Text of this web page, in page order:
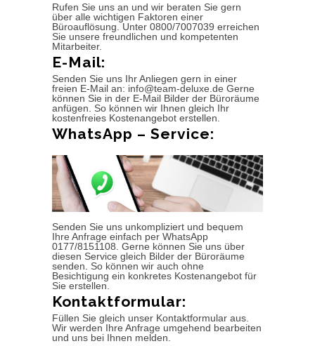
Rufen Sie uns an und wir beraten Sie gern
über alle wichtigen Faktoren einer
Büroauflösung. Unter 0800/7007039 erreichen
Sie unsere freundlichen und kompetenten
Mitarbeiter.
E-Mail:
Senden Sie uns Ihr Anliegen gern in einer
freien E-Mail an: info@team-deluxe.de Gerne
können Sie in der E-Mail Bilder der Büroräume
anfügen. So können wir Ihnen gleich Ihr
kostenfreies Kostenangebot erstellen.
WhatsApp – Service:
Senden Sie uns unkompliziert und bequem
Ihre Anfrage einfach per WhatsApp
0177/8151108. Gerne können Sie uns über
diesen Service gleich Bilder der Büroräume
senden. So können wir auch ohne
Besichtigung ein konkretes Kostenangebot für
Sie erstellen.
Kontaktformular:
Füllen Sie gleich unser Kontaktformular aus.
Wir werden Ihre Anfrage umgehend bearbeiten
und uns bei Ihnen melden.